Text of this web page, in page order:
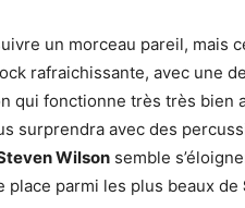
un morceau pareil, mais
rafraichissante, avec une
qui fonctionne très très bien
surprendra avec des
Wilson semble
parmi les plus beaux de